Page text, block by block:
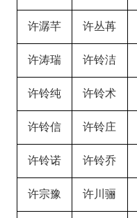
许潺芊 许丛苒
许涛瑞 许铃洁
许铃纯 许铃术
许铃信 许铃庄
许铃诺 许铃乔
许宗豫 许川骊